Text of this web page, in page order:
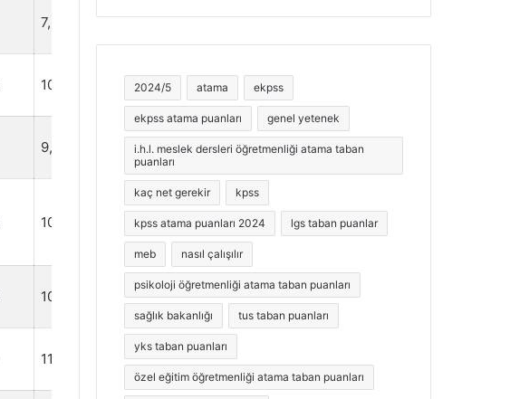
7,25 4,75 8,25 4,75
10,00 8,50 2,50
9,75 9,75 5,00
10,00 7,25 2,50
10,00 5,75 3,75
11,00 7,25 5,00
2024/5 atama ekpss
ekpss atama puanları genel yetenek
i.h.l. meslek dersleri öğretmenliği atama taban
puanları
kaç net gerekir kpss
kpss atama puanları 2024 lgs taban puanlar
meb nasıl çalışılır
psikoloji öğretmenliği atama taban puanları
sağlık bakanlığı tus taban puanları
yks taban puanları
özel eğitim öğretmenliği atama taban puanları